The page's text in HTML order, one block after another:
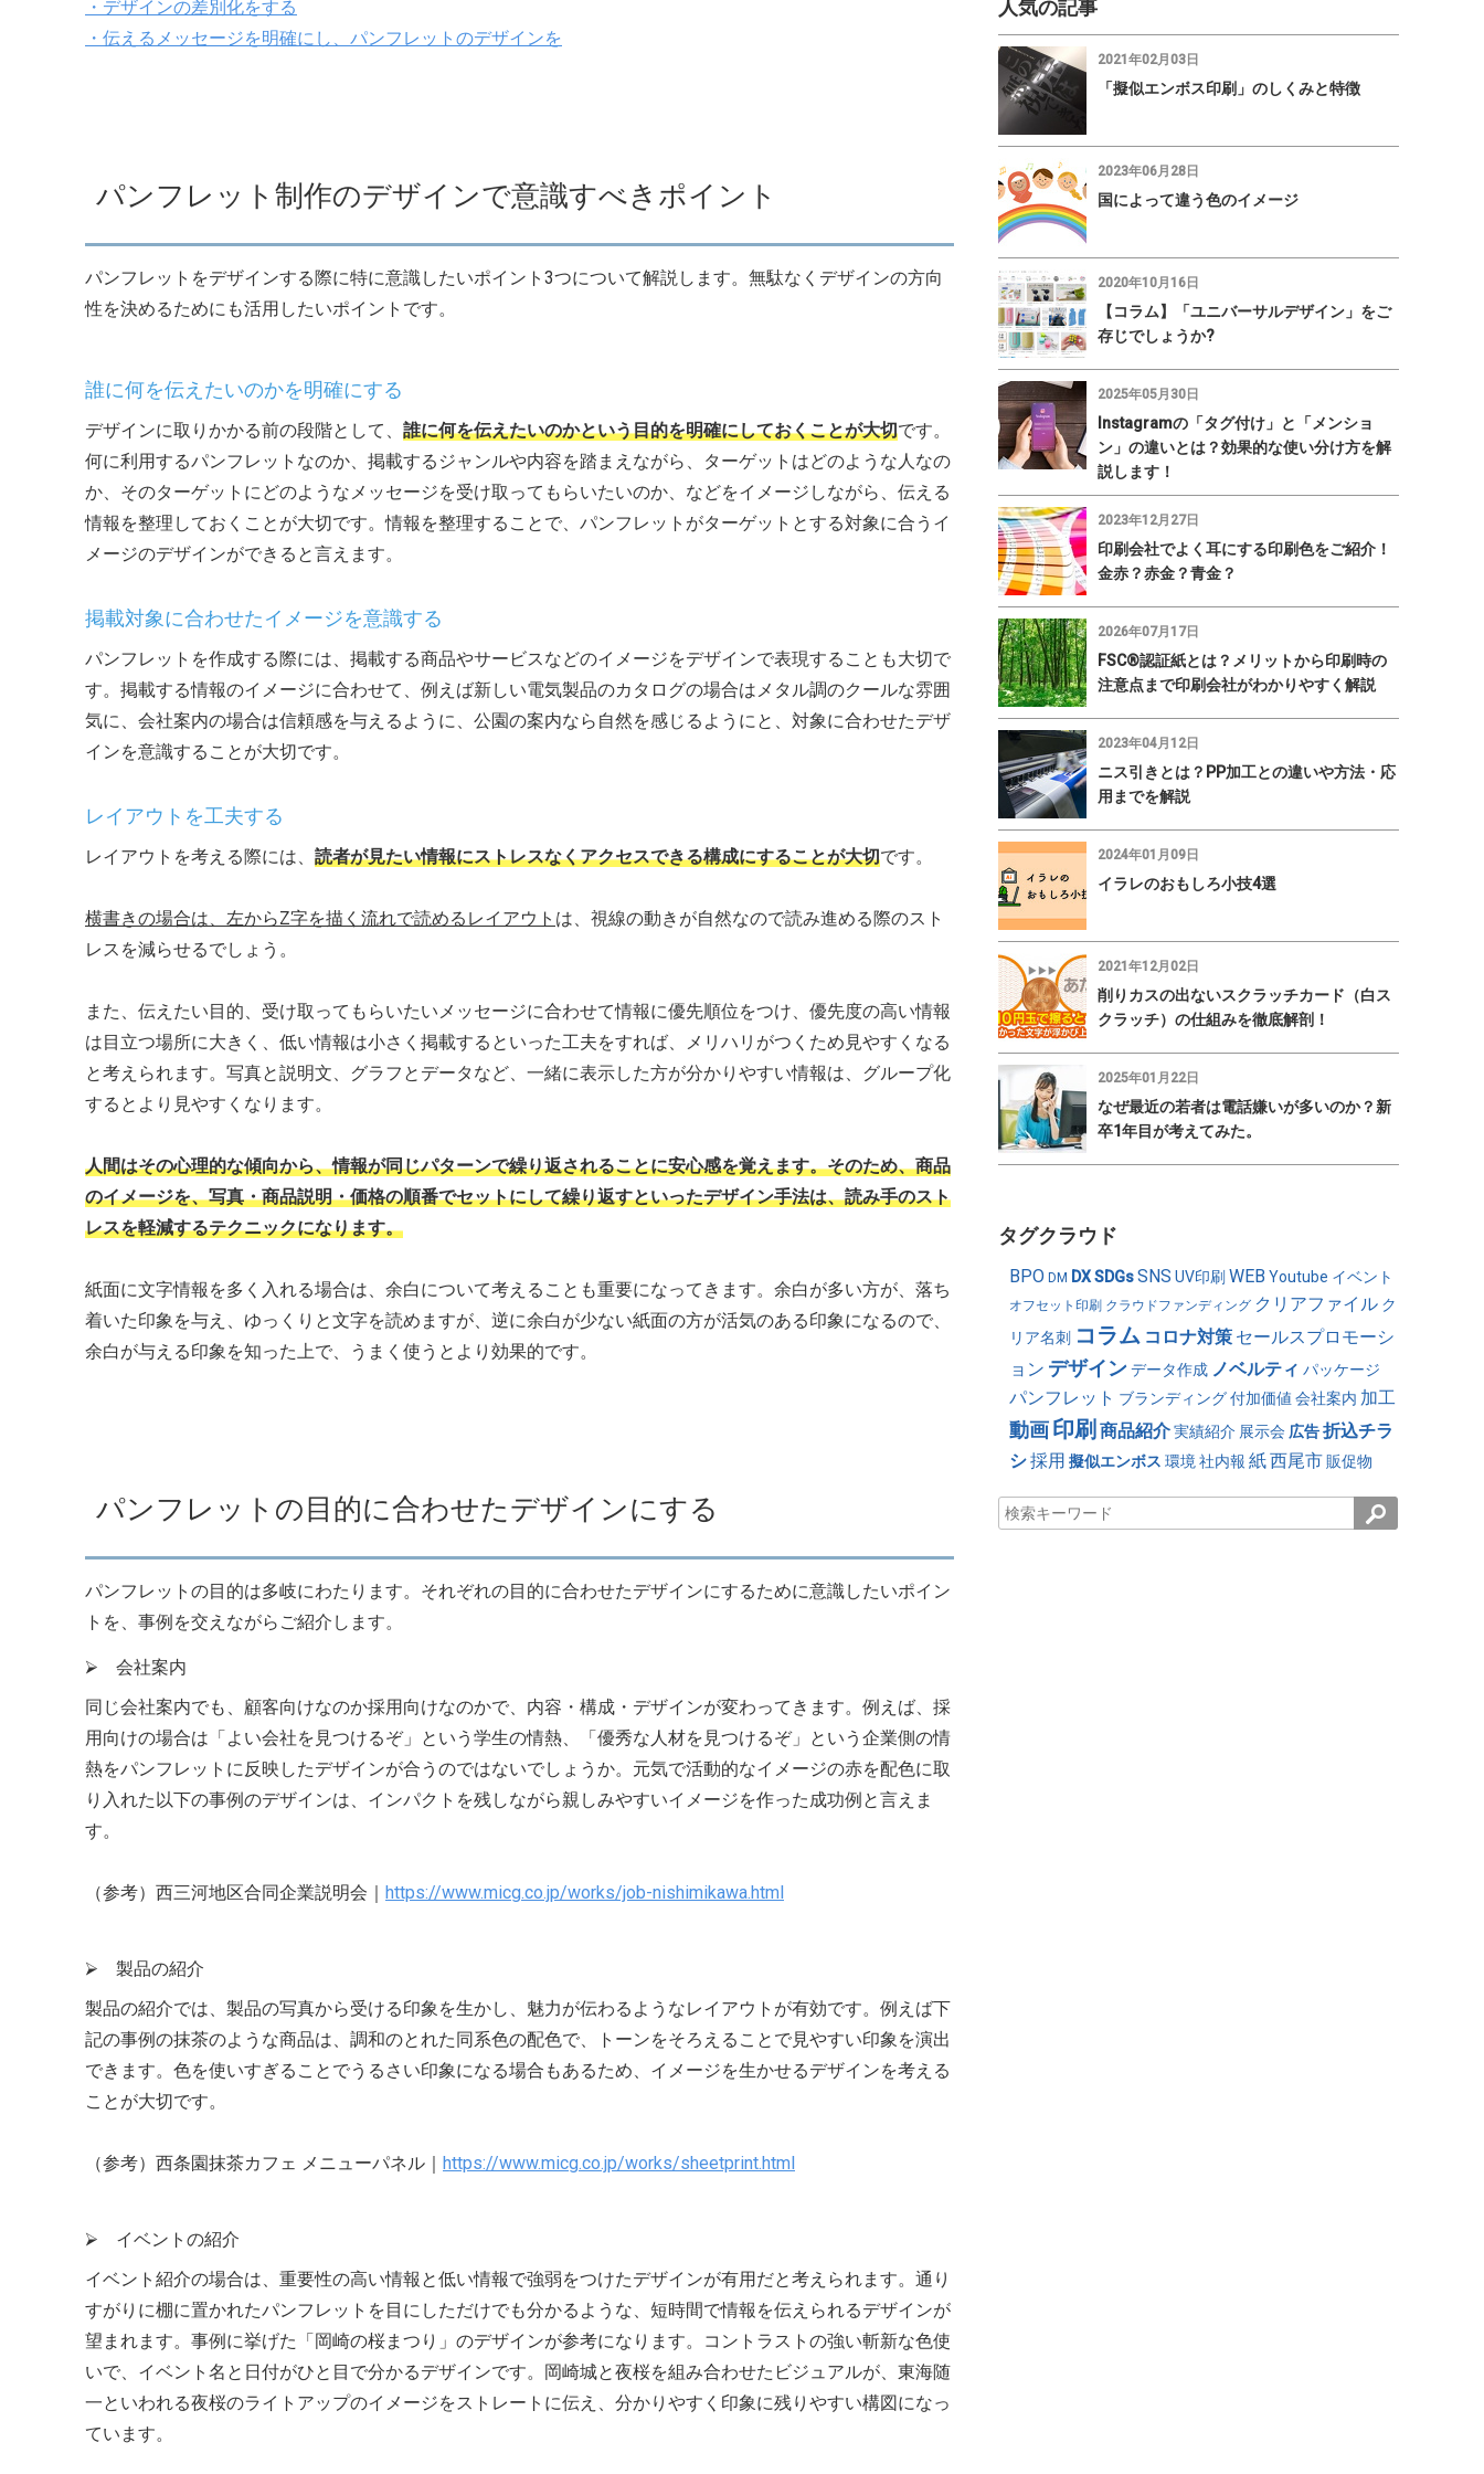
・デザインの差別化をする
・伝えるメッセージを明確にし、パンフレットのデザインを
パンフレット制作のデザインで意識すべきポイント
パンフレットをデザインする際に特に意識したいポイント3つについて解説します。無駄なくデザインの方向
性を決めるためにも活用したいポイントです。
誰に何を伝えたいのかを明確にする
デザインに取りかかる前の段階として、 誰に何を伝えたいのかという目的を明確にしておくことが大切です。
何に利用するパンフレットなのか、掲載するジャンルや内容を踏まえながら、ターゲットはどのような人なの
か、そのターゲットにどのようなメッセージを受け取ってもらいたいのか、などをイメージしながら、伝える
情報を整理しておくことが大切です。情報を整理することで、パンフレットがターゲットとする対象に合うイ
メージのデザインができると言えます。
掲載対象に合わせたイメージを意識する
パンフレットを作成する際には、掲載する商品やサービスなどのイメージをデザインで表現することも大切で
す。掲載する情報のイメージに合わせて、例えば新しい電気製品のカタログの場合はメタル調のクールな雰囲
気に、会社案内の場合は信頼感を与えるように、公園の案内なら自然を感じるようにと、対象に合わせたデザ
インを意識することが大切です。
レイアウトを工夫する
レイアウトを考える際には、 読者が見たい情報にストレスなくアクセスできる構成にすることが大切です。
横書きの場合は、左からZ字を描く流れで読めるレイアウト は、視線の動きが自然なので読み進める際のスト
レスを減らせるでしょう。
また、伝えたい目的、受け取ってもらいたいメッセージに合わせて情報に優先順位をつけ、優先度の高い情報
は目立つ場所に大きく、低い情報は小さく掲載するといった工夫をすれば、メリハリがつくため見やすくなる
と考えられます。写真と説明文、グラフとデータなど、一緒に表示した方が分かりやすい情報は、グループ化
するとより見やすくなります。
人間はその心理的な傾向から、情報が同じパターンで繰り返されることに安心感を覚えます。そのため、商品
のイメージを、写真・商品説明・価格の順番でセットにして繰り返すといったデザイン手法は、読み手のスト
レスを軽減するテクニックになります。
紙面に文字情報を多く入れる場合は、余白について考えることも重要になってきます。余白が多い方が、落ち
着いた印象を与え、ゆっくりと文字を読めますが、逆に余白が少ない紙面の方が活気のある印象になるので、
余白が与える印象を知った上で、うまく使うとより効果的です。
パンフレットの目的に合わせたデザインにする
パンフレットの目的は多岐にわたります。それぞれの目的に合わせたデザインにするために意識したいポイン
トを、事例を交えながらご紹介します。
⮚ 会社案内
同じ会社案内でも、顧客向けなのか採用向けなのかで、内容・構成・デザインが変わってきます。例えば、採
用向けの場合は「よい会社を見つけるぞ」という学生の情熱、「優秀な人材を見つけるぞ」という企業側の情
熱をパンフレットに反映したデザインが合うのではないでしょうか。元気で活動的なイメージの赤を配色に取
り入れた以下の事例のデザインは、インパクトを残しながら親しみやすいイメージを作った成功例と言えま
す。
（参考）西三河地区合同企業説明会｜ https://www.micg.co.jp/works/job-nishimikawa.html
⮚ 製品の紹介
製品の紹介では、製品の写真から受ける印象を生かし、魅力が伝わるようなレイアウトが有効です。例えば下
記の事例の抹茶のような商品は、調和のとれた同系色の配色で、トーンをそろえることで見やすい印象を演出
できます。色を使いすぎることでうるさい印象になる場合もあるため、イメージを生かせるデザインを考える
ことが大切です。
（参考）西条園抹茶カフェ メニューパネル｜ https://www.micg.co.jp/works/sheetprint.html
⮚ イベントの紹介
イベント紹介の場合は、重要性の高い情報と低い情報で強弱をつけたデザインが有用だと考えられます。通り
すがりに棚に置かれたパンフレットを目にしただけでも分かるような、短時間で情報を伝えられるデザインが
望まれます。事例に挙げた「岡崎の桜まつり」のデザインが参考になります。コントラストの強い斬新な色使
いで、イベント名と日付がひと目で分かるデザインです。岡崎城と夜桜を組み合わせたビジュアルが、東海随
一といわれる夜桜のライトアップのイメージをストレートに伝え、分かりやすく印象に残りやすい構図になっ
ています。
人気の記事
2021年02月03日
「擬似エンボス印刷」のしくみと特徴
2023年06月28日
国によって違う色のイメージ
2020年10月16日
【コラム】「ユニバーサルデザイン」をご
存じでしょうか?
2025年05月30日
Instagramの「タグ付け」と「メンショ
ン」の違いとは？効果的な使い分け方を解
説します！
2023年12月27日
印刷会社でよく耳にする印刷色をご紹介！
金赤？赤金？青金？
2026年07月17日
FSC®認証紙とは？メリットから印刷時の
注意点まで印刷会社がわかりやすく解説
2023年04月12日
ニス引きとは？PP加工との違いや方法・応
用までを解説
2024年01月09日
イラレのおもしろ小技4選
2021年12月02日
削りカスの出ないスクラッチカード（白ス
クラッチ）の仕組みを徹底解剖！
2025年01月22日
なぜ最近の若者は電話嫌いが多いのか？新
卒1年目が考えてみた。
タグクラウド
BPO DM DX SDGs SNS UV印刷 WEB Youtube イベント
オフセット印刷 クラウドファンディング クリアファイル ク
リア名刺 コラム コロナ対策 セールスプロモーシ
ョン デザイン データ作成 ノベルティ パッケージ
パンフレット ブランディング 付加価値 会社案内 加工
動画 印刷 商品紹介 実績紹介 展示会 広告 折込チラ
シ採用 擬似エンボス 環境 社内報 紙西尾市 販促物